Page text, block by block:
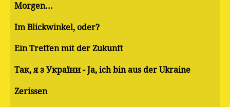
Morgen...
Im Blickwinkel, oder?
Ein Treffen mit der Zukunft
Так, я з України - Ja, ich bin aus der Ukraine
Zerissen